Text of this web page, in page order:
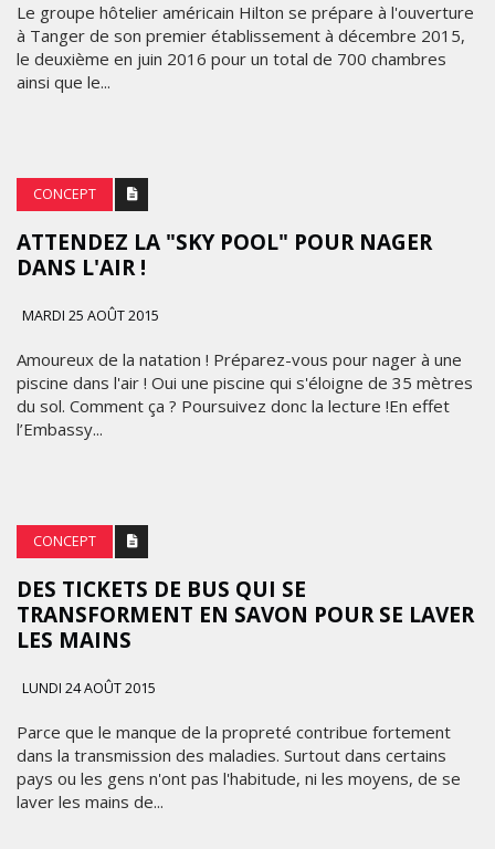
Le groupe hôtelier américain Hilton se prépare à l'ouverture
à Tanger de son premier établissement à décembre 2015,
le deuxième en juin 2016 pour un total de 700 chambres
ainsi que le...
CONCEPT
ATTENDEZ LA "SKY POOL" POUR NAGER
DANS L'AIR !
MARDI 25 AOÛT 2015
Amoureux de la natation ! Préparez-vous pour nager à une
piscine dans l'air ! Oui une piscine qui s'éloigne de 35 mètres
du sol. Comment ça ? Poursuivez donc la lecture !En effet
l’Embassy...
CONCEPT
DES TICKETS DE BUS QUI SE
TRANSFORMENT EN SAVON POUR SE LAVER
LES MAINS
LUNDI 24 AOÛT 2015
Parce que le manque de la propreté contribue fortement
dans la transmission des maladies. Surtout dans certains
pays ou les gens n'ont pas l'habitude, ni les moyens, de se
laver les mains de...